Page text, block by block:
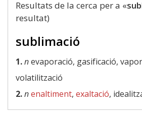
Resultats de la cerca per a «
resultat)
sublimació
1.nevaporació, gasificació,
volatilització
2.nenaltiment, exaltació,